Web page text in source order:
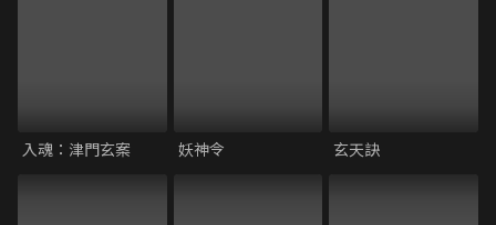
入魂：津門玄案 妖神令 玄天訣